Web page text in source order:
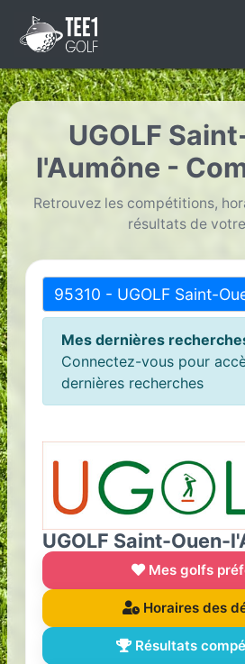
UGOLF
l'Aumône -
Retrouvez les compétitions,
résultats de
95310 - UGOLF Saint-
Mes dernières
Connectez-vous pour
dernières recherches
UGOLF Saint-Ouen-
Mes golfs
Horaires des
Résultats